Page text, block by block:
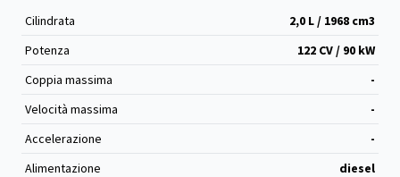
Cilindrata 2,0 L / 1968 cm3
Potenza
122 CV / 90 kW
Coppia massima
-
Velocità massima
-
Accelerazione
-
Alimentazione
diesel